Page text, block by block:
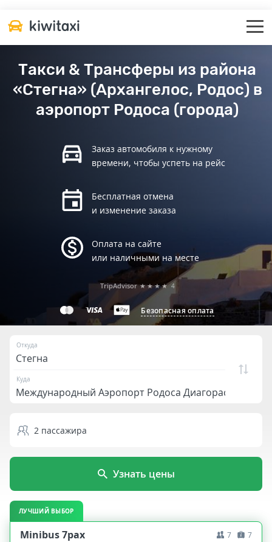
Такси & Трансферы из района
«Стегна» (Архангелос, Родос) в
аэропорт Родоса (города)
Заказ автомобиля к нужному
времени, чтобы успеть на рейс
Бесплатная отмена
и изменение заказа
Оплата на сайте
или наличными на месте
Безопасная оплата
TripAdvisor ★★★★ 4
Откуда
Куда
2 пассажира
Узнать цены
ЛУЧШИЙ ВЫБОР
Minibus 7pax 7 7